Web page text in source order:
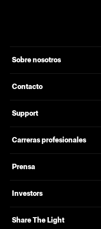
Sobre nosotros
Contacto
Support
Carreras profesionales
Prensa
Investors
Share The Light